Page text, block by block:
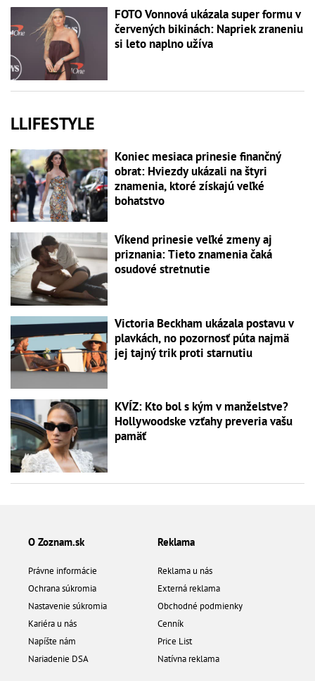
FOTO Vonnová ukázala super formu v
červených bikinách: Napriek zraneniu
si leto naplno užíva
LLIFESTYLE
Koniec mesiaca prinesie finančný
obrat: Hviezdy ukázali na štyri
znamenia, ktoré získajú veľké
bohatstvo
Víkend prinesie veľké zmeny aj
priznania: Tieto znamenia čaká
osudové stretnutie
Victoria Beckham ukázala postavu v
plavkách, no pozornosť púta najmä
jej tajný trik proti starnutiu
KVÍZ: Kto bol s kým v manželstve?
Hollywoodske vzťahy preveria vašu
pamäť
O Zoznam.sk
Právne informácie
Ochrana súkromia
Nastavenie súkromia
Kariéra u nás
Napíšte nám
Nariadenie DSA
Reklama
Reklama u nás
Externá reklama
Obchodné podmienky
Cenník
Price List
Natívna reklama